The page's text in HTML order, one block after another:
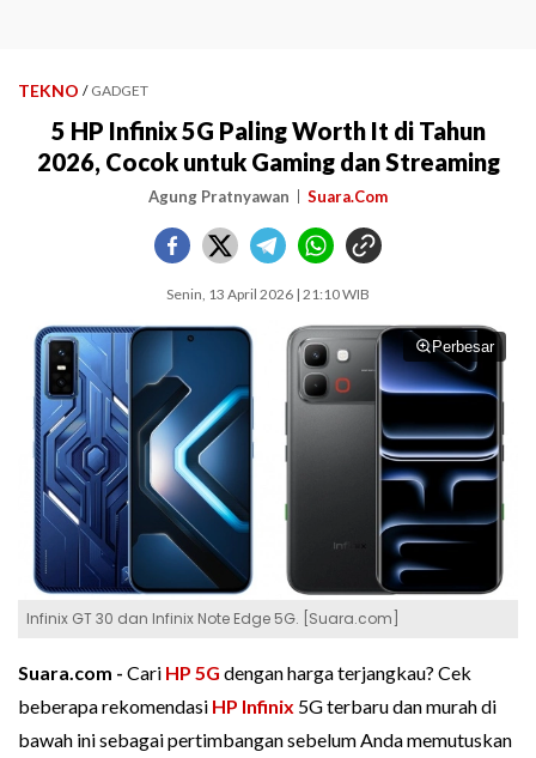
TEKNO / GADGET
5 HP Infinix 5G Paling Worth It di Tahun
2026, Cocok untuk Gaming dan Streaming
Agung Pratnyawan Suara.Com
Senin, 13 April 2026 | 21:10 WIB
Perbesar
Infinix GT 30 dan Infinix Note Edge 5G. [Suara.com]
Suara.com - Cari HP 5G dengan harga terjangkau? Cek
beberapa rekomendasi HP Infinix 5G terbaru dan murah di
bawah ini sebagai pertimbangan sebelum Anda memutuskan